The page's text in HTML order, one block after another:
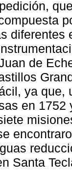
diferentes
de
ya
en
Santa